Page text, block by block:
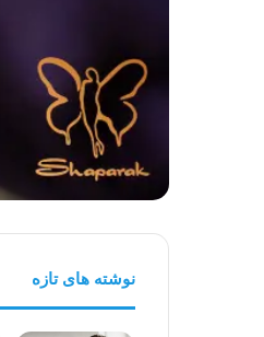
نوشته های تازه